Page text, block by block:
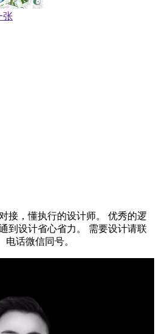
张
接，懂执行的设计师。 优秀的逻
到设计省心省力。 需要设计请联
电话微信同号。